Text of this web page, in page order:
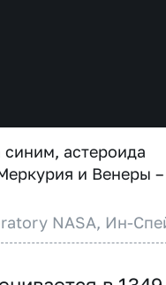
астероида
и Венеры –
NASA, Ин-